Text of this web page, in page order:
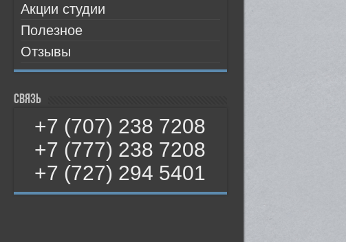
Акции студии
Полезное
Отзывы
Связь
+7 (707) 238 7208
+7 (777) 238 7208
+7 (727) 294 5401